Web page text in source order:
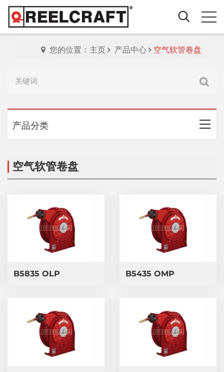
您的位置：主页 产品中心 空气软管卷盘
产品分类
空气软管卷盘
B5835 OLP B5435 OMP